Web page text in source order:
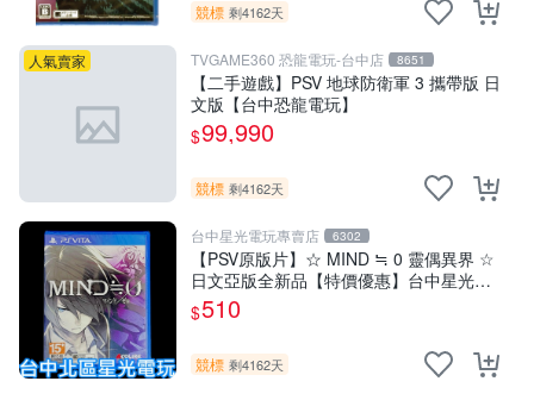
競標 剩4162天
人氣賣家 TVGAME360 恐龍電玩-台中店 8651
【二手遊戲】PSV 地球防衛軍 3 攜帶版 日
文版【台中恐龍電玩】
$99,990
競標 剩4162天
台中星光電玩專賣店 6302
【PSV原版片】☆ MIND ≒ 0 靈偶異界 ☆
日文亞版全新品【特價優惠】台中星光電
玩
$510
競標 剩4162天